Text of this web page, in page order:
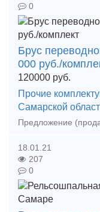
0
Брус
000 руб./
120000 руб.
Прочие
Самарской
18.01.21
207
0